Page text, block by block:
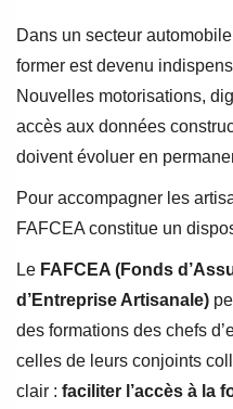
Dans un secteur
former est devenu
Nouvelles motorisations,
accès aux données
doivent évoluer en
Pour accompagner les
FAFCEA constitue un
Le FAFCEA (Fonds
d’Entreprise Artisanale)
des formations des chefs
celles de leurs conjoints
clair : faciliter l’accès à la